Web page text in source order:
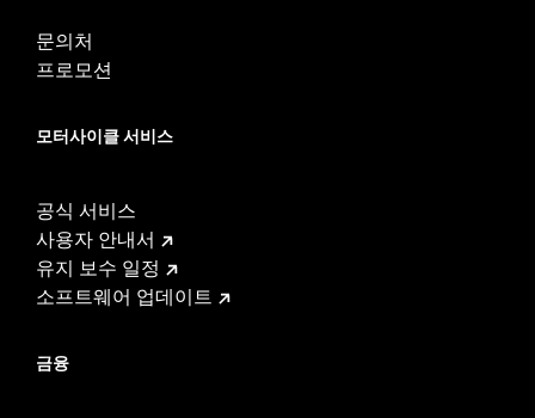
문의처
프로모션
모터사이클 서비스
공식 서비스
사용자 안내서
유지 보수 일정
소프트웨어 업데이트
금융